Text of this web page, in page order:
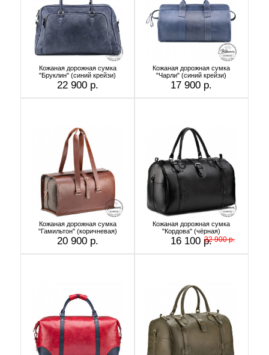
Кожаная дорожная сумка
"Бруклин" (синий крейзи)
22 900 р.
Кожаная дорожная сумка
"Чарли" (синий крейзи)
17 900 р.
Кожаная дорожная сумка
"Гамильтон" (коричневая)
20 900 р.
Кожаная дорожная сумка
"Кордова" (чёрная)
16 100 р.22 900 р.